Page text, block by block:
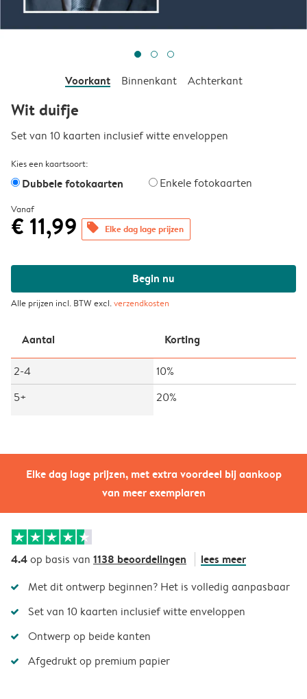
Elke dag lage prijzen, met extra voordeel bij aankoop
van meer exemplaren
Voorkant Binnenkant Achterkant
Wit duifje
Set van 10 kaarten inclusief witte enveloppen
Kies een kaartsoort:
Dubbele fotokaarten Enkele fotokaarten
Vanaf
€ 11,99 offers Elke dag lage prijzen
Begin nu
Alle prijzen incl. BTW excl.verzendkosten
Aantal Korting
2-4
10%
5+
20%
4.4op basis van 1138 beoordelingen lees meer
Met dit ontwerp beginnen? Het is volledig aanpasbaar
Set van 10 kaarten inclusief witte enveloppen
Ontwerp op beide kanten
Afgedrukt op premium papier